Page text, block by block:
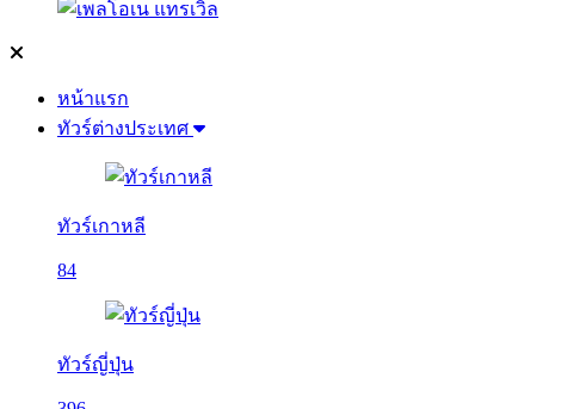
หน้าแรก
ทัวร์ต่างประเทศ
ทัวร์เกาหลี
84
ทัวร์ญี่ปุ่น